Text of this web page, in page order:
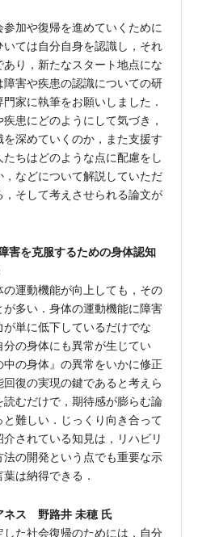
加や復帰を進めていくために
ては自分自身を認識し，それ
り，新たなスタート地点にな
害や疾患の認識についての研
家に執筆をお願いしました．
患にどのようにして気づき，
深めていくのか，また支援す
ちはどのような点に配慮をし
などについて解説していただ
そして考えさせられる論文が
害を克服するための身体認知
運動機能が向上しても，その
多い．身体の運動機能に障害
単に低下しているだけでな
分の身体にも異常が生じてい
の身体』の異常をいかに修正
復の実現の鍵であると考えら
むだけで，期待感が膨らむ論
難しい．じっくり向き合って
されている知見は，リハビリ
の開発という点でも重要な示
は納得できる．
ネス 野路井 未穂 氏
た社会復帰のためには，自分